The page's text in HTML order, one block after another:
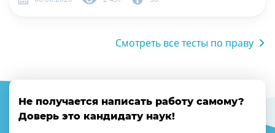
Смотреть все тесты по праву
Не получается написать работу самому?
Доверь это кандидату наук!